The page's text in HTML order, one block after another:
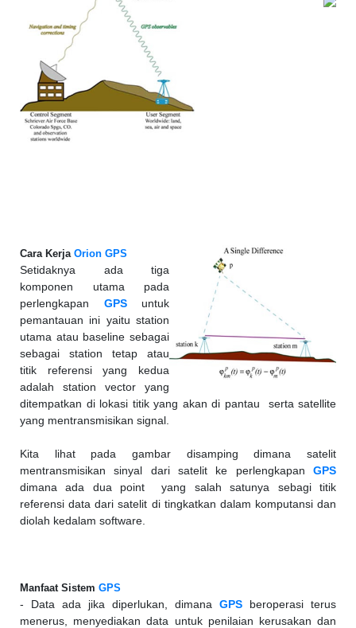
Cara Kerja Orion GPS
Setidaknya ada tiga
komponen utama pada
perlengkapan GPSuntuk
pemantauan ini yaitu station
utama atau baseline sebagai
sebagai station tetap atau
titik referensi yang kedua
adalah station vector yang
ditempatkan di lokasi titik yang akan di pantau serta satellite
yang mentransmisikan signal.
Kita lihat pada gambar disamping dimana satelit
mentransmisikan sinyal dari satelit ke perlengkapan GPS
dimana ada dua point yang salah satunya sebagi titik
referensi data dari satelit di tingkatkan dalam komputansi dan
diolah kedalam software.
Manfaat Sistem GPS
- Data ada jika diperlukan, dimana GPS beroperasi terus
menerus, menyediakan data untuk penilaian kerusakan dan